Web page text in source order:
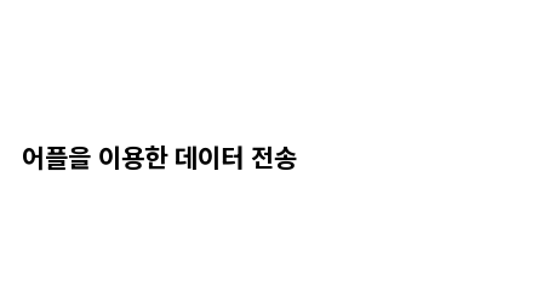
어플을 이용한 데이터 전송